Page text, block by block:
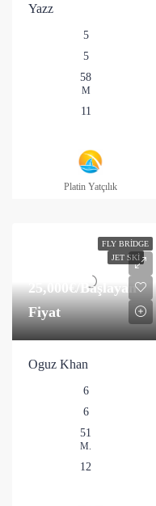
Yazz
5
5
58
M
11
Platin Yatçılık
FLY BRIDGE
JET SKI
25,000€/Başlayan
Fiyat
Oguz Khan
6
6
51
M.
12